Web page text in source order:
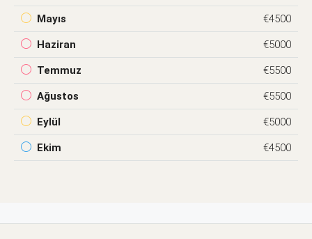
Mayıs €4500
Haziran €5000
Temmuz €5500
Ağustos €5500
Eylül €5000
Ekim €4500